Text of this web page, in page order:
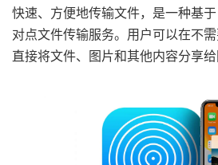
快速、方便地传输文件，是一种基
对点文件传输服务。用户可以在不需
直接将文件、图片和其他内容分享给